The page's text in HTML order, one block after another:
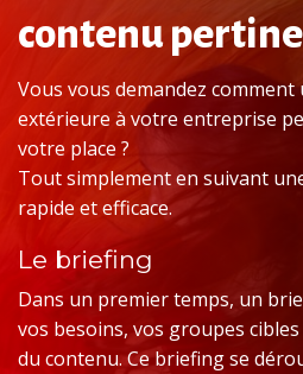
contenu
Vous vous demandez
extérieure à votre entreprise
votre place ?
Tout simplement en suivant
rapide et efficace.
Le briefing
Dans un premier temps, un
vos besoins, vos groupes
du contenu. Ce briefing se